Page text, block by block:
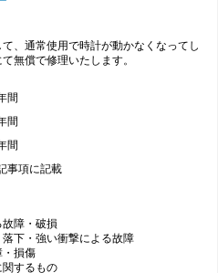
、通常使用で時計が動かなくなってし
無償で修理いたします。
間
間
間
事項に記載
故障・破損
下・強い衝撃による故障
・損傷
関するもの